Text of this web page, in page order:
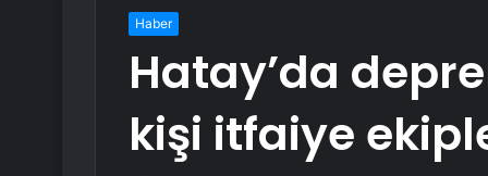
Haber
Hatay’da
kişi itfaiye